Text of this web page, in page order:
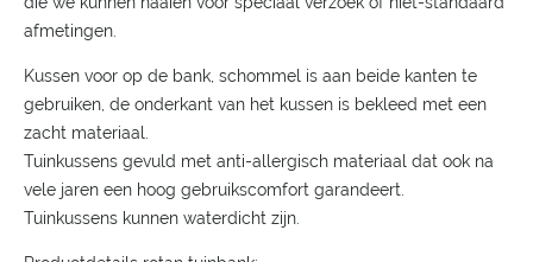
afmetingen.
Kussen voor op de bank, schommel is aan beide kanten te
gebruiken, de onderkant van het kussen is bekleed met een
zacht materiaal.
Tuinkussens gevuld met anti-allergisch materiaal dat ook na
vele jaren een hoog gebruikscomfort garandeert.
Tuinkussens kunnen waterdicht zijn.